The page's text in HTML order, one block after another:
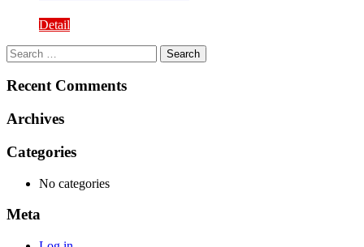
Detail
Search
for:
Recent Comments
Archives
Categories
No categories
Meta